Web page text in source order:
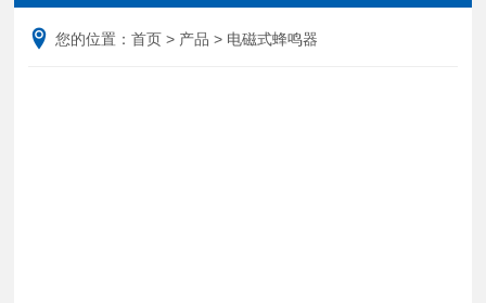
您的位置：首页 > 产品 > 电磁式蜂鸣器